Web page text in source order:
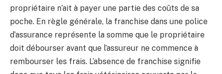
propriétaire n’ait à payer une partie des coûts de sa
poche. En règle générale, la franchise dans une police
d’assurance représente la somme que le propriétaire
doit débourser avant que l’assureur ne commence à
rembourser les frais. L’absence de franchise signifie